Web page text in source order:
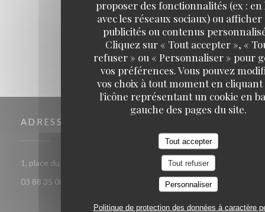
proposer des fonctionnalités (ex : en
avec les réseaux sociaux) ou afficher
publicités ou contenus
Cliquez sur « Tout accepter », «
refuser » ou « Personnaliser » pour
vos préférences. Vous pouvez
vos choix à tout moment en
l'icône représentant un cookie en
gauche des pages du site.
Tout accepter
Tout refuser
Personnaliser
Politique de protection des données à caractère
1 2 3
ADRESSE
1, place du Pont aux chats 67000 Strasbourg((ouvre une nouvelle
03 88 35 00 63